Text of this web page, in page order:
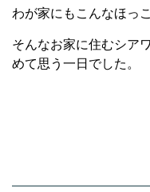
わが家にもこんなほっ
そんなお家に住むシア
めて思う一日でした。